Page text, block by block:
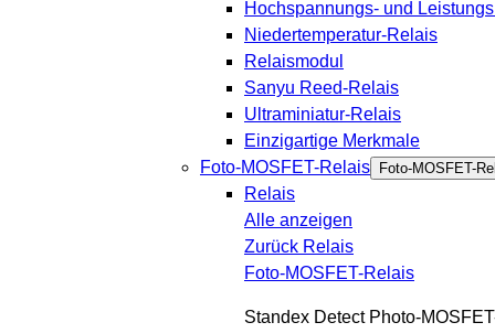
Hochspannungs- und
Niedertemperatur-Relais
Relaismodul
Sanyu Reed-Relais
Ultraminiatur-Relais
Einzigartige Merkmale
Foto-MOSFET-Relais
Foto-MOSFET-
Relais
Alle anzeigen
Zurück Relais
Foto-MOSFET-Relais
Standex Detect Photo-